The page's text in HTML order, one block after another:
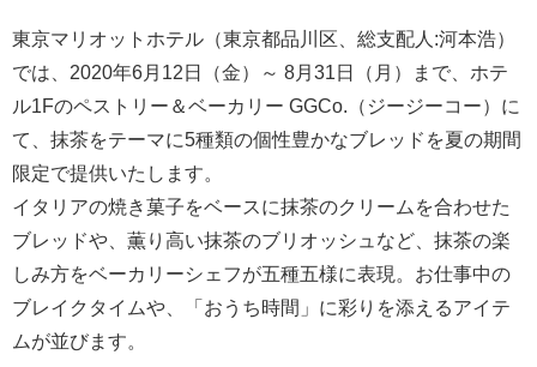
東京マリオットホテル（東京都品川区、総支配人:河本浩）
では、2020年6月12日（金）～ 8月31日（月）まで、ホテ
ル1Fのペストリー＆ベーカリー GGCo.（ジージーコー）に
て、抹茶をテーマに5種類の個性豊かなブレッドを夏の期間
限定で提供いたします。
イタリアの焼き菓子をベースに抹茶のクリームを合わせた
ブレッドや、薫り高い抹茶のブリオッシュなど、抹茶の楽
しみ方をベーカリーシェフが五種五様に表現。お仕事中の
ブレイクタイムや、「おうち時間」に彩りを添えるアイテ
ムが並びます。